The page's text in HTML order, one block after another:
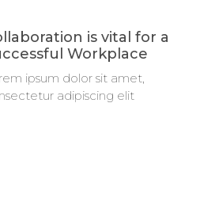
is vital for a
Workplace
ipsum dolor sit amet,
adipiscing elit